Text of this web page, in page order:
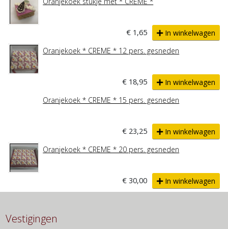
€ 1,65
In winkelwagen
Oranjekoek * CREME * 12 pers. gesneden
€ 18,95
In winkelwagen
Oranjekoek * CREME * 15 pers. gesneden
€ 23,25
In winkelwagen
Oranjekoek * CREME * 20 pers. gesneden
€ 30,00 In winkelwagen
Vestigingen